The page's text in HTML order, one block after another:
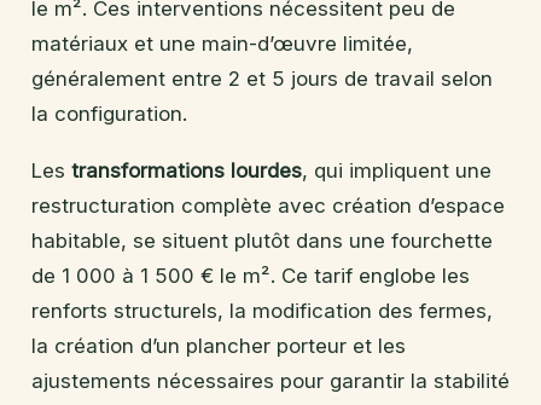
le m². Ces interventions nécessitent peu de
matériaux et une main-d’œuvre limitée,
généralement entre 2 et 5 jours de travail selon
la configuration.
Les transformations lourdes, qui impliquent une
restructuration complète avec création d’espace
habitable, se situent plutôt dans une fourchette
de 1 000 à 1 500 € le m². Ce tarif englobe les
renforts structurels, la modification des fermes,
la création d’un plancher porteur et les
ajustements nécessaires pour garantir la stabilité